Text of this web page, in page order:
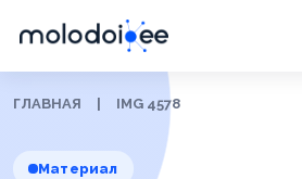
ГЛАВНАЯ IMG 4578
Материал